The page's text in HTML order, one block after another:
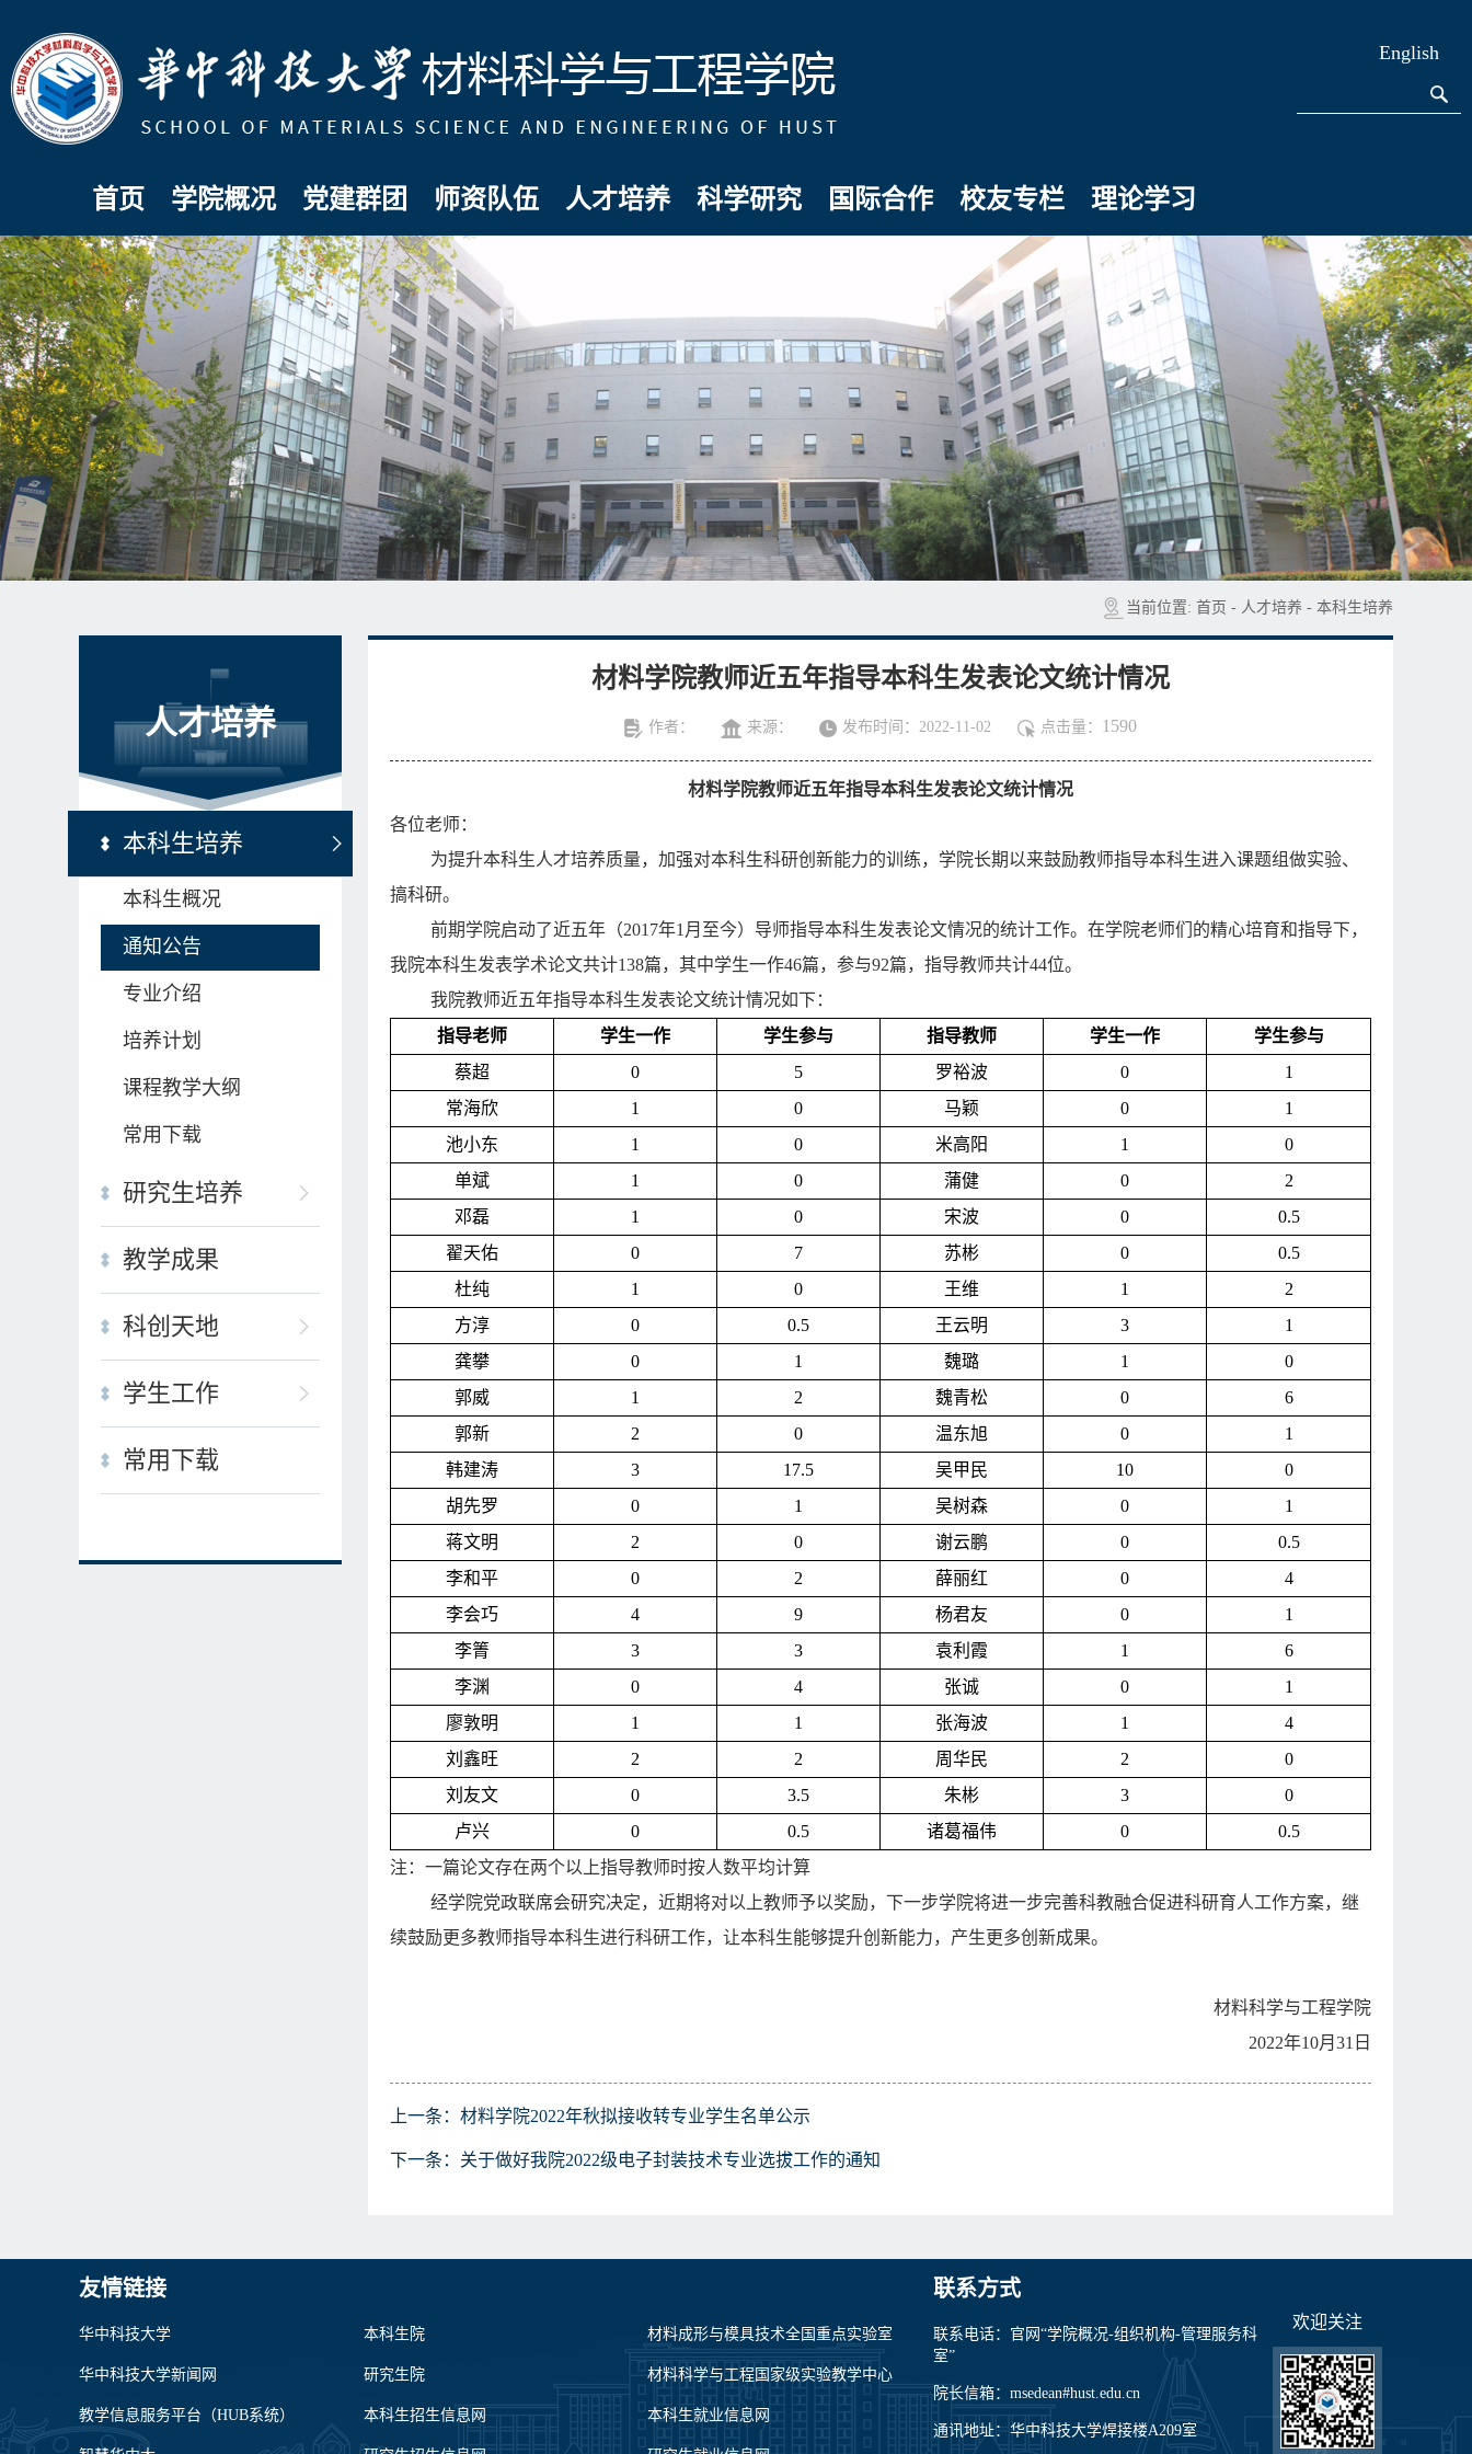
English
首页 学院概况 党建群团 师资队伍 人才培养 科学研究 国际合作 校友专栏 理论学习
当前位置: 首页 - 人才培养 - 本科生培养
人才培养
本科生培养
本科生概况
通知公告
专业介绍
培养计划
课程教学大纲
常用下载
研究生培养
教学成果
科创天地
学生工作
常用下载
材料学院教师近五年指导本科生发表论文统计情况
作者： 来源： 发布时间：2022-11-02 点击量： 1590
材料学院教师近五年指导本科生发表论文统计情况
各位老师：
为提升本科生人才培养质量，加强对本科生科研创新能力的训练，学院长期以来鼓励教师指导本科生进入课题组做实验、
搞科研。
前期学院启动了近五年（2017年1 月至今）导师指导本科生发表论文情况的统计工作。在学院老师们的精心培育和指导下，
我院本科生发表学术论文共计138篇，其中学生一作46篇，参与92篇，指导教师共计44位。
我院教师近五年指导本科生发表论文统计情况如下：
指导老师
学生一作 学生参与 指导教师 学生一作
学生参与
蔡超
0 5 罗裕波 0
1
常海欣
1 0 马颖 0
1
池小东
1 0 米高阳 1
0
单斌
1 0 蒲健 0
2
邓磊
1 0 宋波 0
0.5
翟天佑
0 7 苏彬 0
0.5
杜纯
1 0 王维 1
2
方淳
0 0.5 王云明 3
1
龚攀
0 1 魏璐 1
0
郭威
1 2 魏青松 0
6
郭新
2 0 温东旭 0
1
韩建涛
3 17.5 吴甲民 10
0
胡先罗
0 1 吴树森 0
1
蒋文明
2 0 谢云鹏 0
0.5
李和平
0 2 薛丽红 0
4
李会巧
4 9 杨君友 0
1
李箐
3 3 袁利霞 1
6
李渊
0 4 张诚 0
1
廖敦明
1 1 张海波 1
4
刘鑫旺
2 2 周华民 2
0
刘友文
0 3.5 朱彬 3
0
卢兴
0 0.5 诸葛福伟 0
0.5
注：一篇论文存在两个以上指导教师时按人数平均计算
经学院党政联席会研究决定，近期将对以上教师予以奖励，下一步学院将进一步完善科教融合促进科研育人工作方案，继
续鼓励更多教师指导本科生进行科研工作，让本科生能够提升创新能力，产生更多创新成果。
材料科学与工程学院
2022年10月 31 日
上一条： 材料学院2022年秋拟接收转专业学生名单公示
下一条： 关于做好我院2022级电子封装技术专业选拔工作的通知
友情链接
华中科技大学 本科生院 材料成形与模具技术全国重点实验室
华中科技大学新闻网 研究生院 材料科学与工程国家级实验教学中心
教学信息服务平台（HUB系统） 本科生招生信息网 本科生就业信息网
联系方式
联系电话：官网“学院概况-组织机构-管理服务科
室”
院长信箱：msedean#hust.edu.cn
通讯地址：华中科技大学焊接楼A209室
欢迎关注